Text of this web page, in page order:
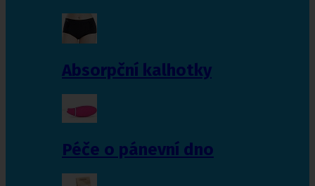
Absorpční kalhotky
Péče o pánevní dno